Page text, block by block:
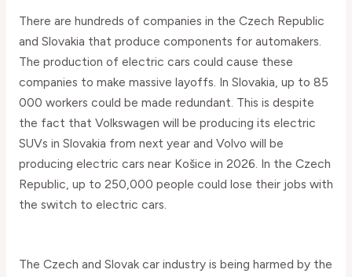
There are hundreds of companies in the Czech Republic
and Slovakia that produce components for automakers.
The production of electric cars could cause these
companies to make massive layoffs. In Slovakia, up to 85
000 workers could be made redundant. This is despite
the fact that Volkswagen will be producing its electric
SUVs in Slovakia from next year and Volvo will be
producing electric cars near Košice in 2026. In the Czech
Republic, up to 250,000 people could lose their jobs with
the switch to electric cars.
The Czech and Slovak car industry is being harmed by the